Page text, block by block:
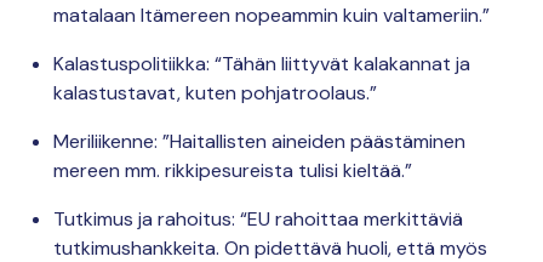
matalaan Itämereen nopeammin kuin valtameriin.”
Kalastuspolitiikka: “Tähän liittyvät kalakannat ja
kalastustavat, kuten pohjatroolaus.”
Meriliikenne: ”Haitallisten aineiden päästäminen
mereen mm. rikkipesureista tulisi kieltää.”
Tutkimus ja rahoitus: “EU rahoittaa merkittäviä
tutkimushankkeita. On pidettävä huoli, että myös